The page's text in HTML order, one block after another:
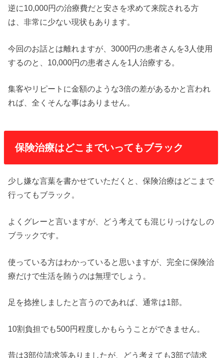
逆に10,000円の治療費だと安さを求めて来院される方
は、非常に少ない現状もあります。
今回のお話とは離れますが、3000円の患者さんを3人使用
するのと、10,000円の患者さんを1人治療する。
集客やリピートに金額のような3倍の差があるかと言われ
れば、全くそんな事はありません。
保険治療はどこまでいってもブラック
少し嫌な言葉を書かせていただくと、保険治療はどこまで
行ってもブラック。
よくグレーと言いますが、どう考えても混じりっけなしの
ブラックです。
使っている方はわかっていると思いますが、完全に保険治
療だけで生活を賄うのは無理でしょう。
足を捻挫しましたと言うのであれば、通常は1部。
10割負担でも500円程度しかもらうことができません。
昔は3部位請求等ありましたが、どう考えても3部で請求